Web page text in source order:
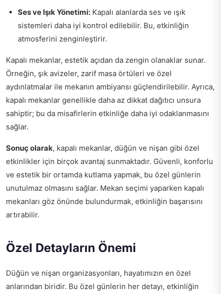
Ses ve Işık Yönetimi: Kapalı alanlarda ses ve ışık
sistemleri daha iyi kontrol edilebilir. Bu, etkinliğin
atmosferini zenginleştirir.
Kapalı mekanlar, estetik açıdan da zengin olanaklar sunar.
Örneğin, şık avizeler, zarif masa örtüleri ve özel
aydınlatmalar ile mekanın ambiyansı güçlendirilebilir. Ayrıca,
kapalı mekanlar genellikle daha az dikkat dağıtıcı unsura
sahiptir; bu da misafirlerin etkinliğe daha iyi odaklanmasını
sağlar.
Sonuç olarak, kapalı mekanlar, düğün ve nişan gibi özel
etkinlikler için birçok avantaj sunmaktadır. Güvenli, konforlu
ve estetik bir ortamda kutlama yapmak, bu özel günlerin
unutulmaz olmasını sağlar. Mekan seçimi yaparken kapalı
mekanları göz önünde bulundurmak, etkinliğin başarısını
artırabilir.
Özel Detayların Önemi
Düğün ve nişan organizasyonları, hayatımızın en özel
anlarından biridir. Bu özel günlerin her detayı, etkinliğin